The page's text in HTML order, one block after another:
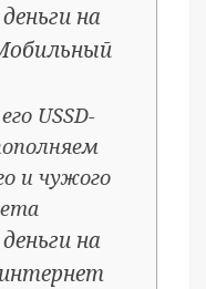
на
USSD-
и чужого
на